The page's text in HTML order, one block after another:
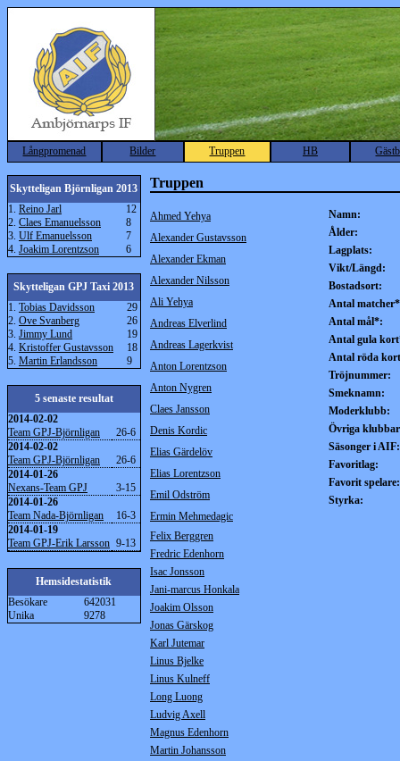
Långpromenad Bilder Truppen HB
Skytteligan Björnligan 2013
1. Reino Jarl
12
2. Claes Emanuelsson
8
3. Ulf Emanuelsson
7
4. Joakim Lorentzson 6
Skytteligan GPJ Taxi 2013
1. Tobias Davidsson
29
2. Ove Svanberg
26
3. Jimmy Lund
19
4. Kristoffer Gustavsson
18
5. Martin Erlandsson 9
5 senaste resultat
2014-02-02
Team GPJ-Björnligan
26-6
2014-02-02
Team GPJ-Björnligan
26-6
2014-01-26
Nexans-Team GPJ
3-15
2014-01-26
Team Nada-Björnligan
16-3
2014-01-19
Team GPJ-Erik Larsson 9-13
Hemsidestatistik
Besökare
642031
Unika
9278
Truppen
Ahmed Yehya
Namn:
Ålder:
Lagplats:
Vikt/Längd:
Bostadsort:
Antal
Antal mål*:
Antal gula
Antal röda
Tröjnummer:
Smeknamn:
Moderklubb:
Övriga
Säsonger i AIF:
Favoritlag:
Favorit spelare:
Styrka:
Alexander Gustavsson
Alexander Ekman
Alexander Nilsson
Ali Yehya
Andreas Elverlind
Andreas Lagerkvist
Anton Lorentzson
Anton Nygren
Claes Jansson
Denis Kordic
Elias Gärdelöv
Elias Lorentzson
Emil Odström
Ermin Mehmedagic
Felix Berggren
Fredric Edenhorn
Isac Jonsson
Jani-marcus Honkala
Joakim Olsson
Jonas Gärskog
Karl Jutemar
Linus Bjelke
Linus Kulneff
Long Luong
Ludvig Axell
Magnus Edenhorn
Martin Johansson